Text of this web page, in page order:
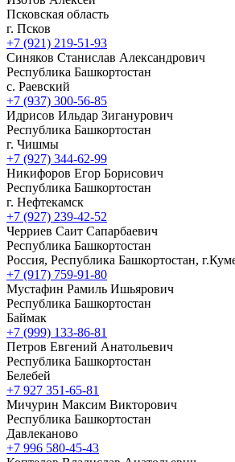
Псковская область
г. Псков
+7 (921) 219-51-93
Синяков Станислав Александрович
Республика Башкортостан
с. Раевский
+7 (937) 300-56-85
Идрисов Ильдар Зиганурович
Республика Башкортостан
г. Чишмы
+7 (927) 344-62-99
Никифоров Егор Борисович
Республика Башкортостан
г. Нефтекамск
+7 (927) 239-42-52
Черриев Саит Сапарбаевич
Республика Башкортостан
Россия, Республика Башкортостан,
+7 (917) 759-91-80
Мустафин Рамиль Ишьярович
Республика Башкортостан
Баймак
+7 (999) 133-86-81
Петров Евгений Анатольевич
Республика Башкортостан
Белебей
+7 927 351-65-81
Мичурин Максим Викторович
Республика Башкортостан
Давлеканово
+7 996 580-45-43